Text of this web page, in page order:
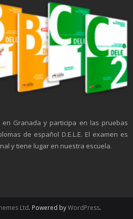
Granada y participa en las pruebas
de español D.E.L.E. El examen es
y tiene lugar en nuestra escuela.
Ltd. Powered byWordPress.